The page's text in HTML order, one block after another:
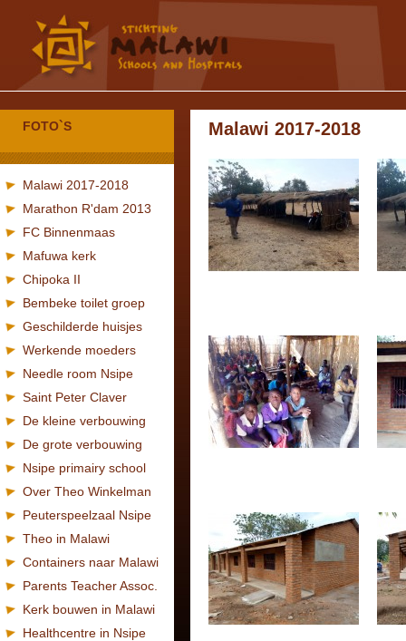
FOTO`S
Malawi 2017-2018
Marathon R'dam 2013
FC Binnenmaas
Mafuwa kerk
Chipoka II
Bembeke toilet groep
Geschilderde huisjes
Werkende moeders
Needle room Nsipe
Saint Peter Claver
De kleine verbouwing
De grote verbouwing
Nsipe primairy school
Over Theo Winkelman
Peuterspeelzaal Nsipe
Theo in Malawi
Containers naar Malawi
Parents Teacher Assoc.
Kerk bouwen in Malawi
Healthcentre in Nsipe
Malawi 2017-2018